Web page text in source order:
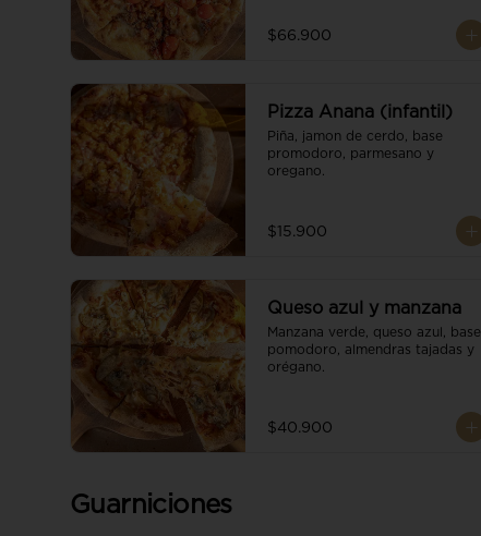
$66.900
Pizza Anana (infantil)
Piña, jamon de cerdo, base
promodoro, parmesano y
oregano.
$15.900
Queso azul y manzana
Manzana verde, queso azul, base
pomodoro, almendras tajadas y
orégano.
$40.900
Guarniciones